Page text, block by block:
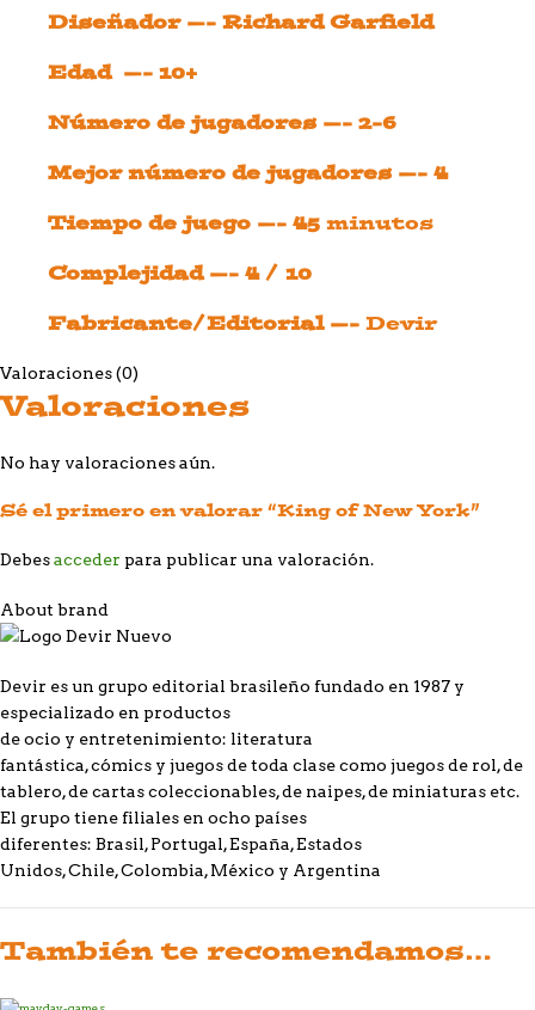
Diseñador —- Richard Garfield
Edad —- 10+
Número de jugadores —- 2-6
Mejor número de jugadores —- 4
Tiempo de juego —- 45 minutos
Complejidad —- 4 / 10
Fabricante/Editorial —- Devir
Valoraciones (0)
Valoraciones
No hay valoraciones aún.
Sé el primero en valorar “King of New York”
Debesacceder para publicar una valoración.
About brand
Devir es un grupo editorial brasileño fundado en 1987 y
especializado en productos
de ocio y entretenimiento: literatura
fantástica, cómics y juegos de toda clase como juegos de rol, de
tablero, de cartas coleccionables, de naipes, de miniaturas etc.
El grupo tiene filiales en ocho países
diferentes: Brasil, Portugal, España, Estados
Unidos, Chile, Colombia, México y Argentina
También te recomendamos…